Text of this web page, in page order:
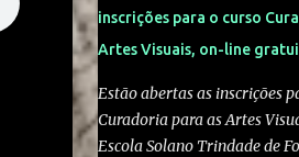
inscrições para o curso
Artes Visuais, on-line
Estão abertas as inscrições
Curadoria para as Artes
Escola Solano Trindade de